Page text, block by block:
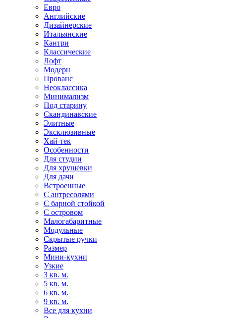
Евро
Английские
Дизайнерские
Итальянские
Кантри
Классические
Лофт
Модерн
Прованс
Неоклассика
Минимализм
Под старину
Скандинавские
Элитные
Эксклюзивные
Хай-тек
Особенности
Для студии
Для хрущевки
Для дачи
Встроенные
С антресолями
С барной стойкой
С островом
Малогабаритные
Модульные
Скрытые ручки
Размер
Мини-кухни
Узкие
3 кв. м.
5 кв. м.
6 кв. м.
9 кв. м.
Все для кухни